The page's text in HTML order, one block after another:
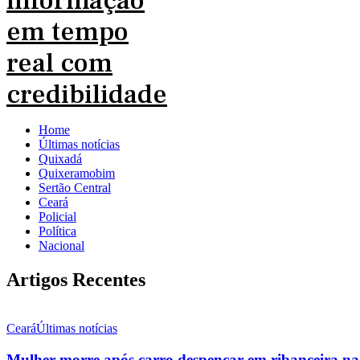
Home
Últimas notícias
Quixadá
Quixeramobim
Sertão Central
Ceará
Policial
Política
Nacional
Artigos Recentes
CearáÚltimas notícias